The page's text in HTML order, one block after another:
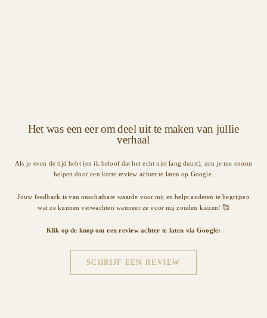
Het was een eer om deel uit te maken van jullie
verhaal
Als je even de tijd hebt (en ik beloof dat het echt niet lang duurt), zou je me enorm
helpen door een korte review achter te laten op Google.
Jouw feedback is van onschatbare waarde voor mij en helpt anderen te begrijpen
wat ze kunnen verwachten wanneer ze voor mij zouden kiezen! 🥰
Klik op de knop om een review achter te laten via Google:
SCHRIJF EEN REVIEW